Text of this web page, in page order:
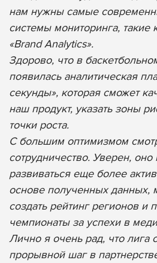
нам нужны самые
системы мониторинга, такие
«Brand Analytics».
Здорово, что в
появилась аналитическая
секунды», которая сможет
наш продукт, указать зоны
точки роста.
С большим оптимизмом
сотрудничество. Уверен,
развиваться еще более
основе полученных данных,
создать рейтинг регионов и
чемпионаты за успехи в
Лично я очень рад, что лига
прорывной шаг в